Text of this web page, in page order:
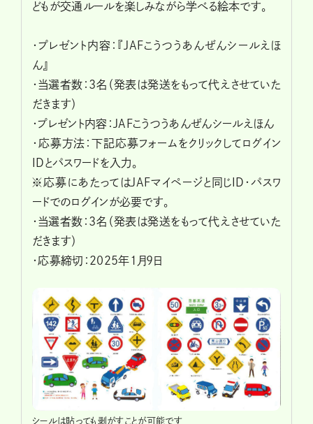
どもが交通ルールを楽しみながら学べる絵本です。
・プレゼント内容：『JAFこうつうあんぜんシールえほ
ん』
・当選者数：3名（発表は発送をもって代えさせていた
だきます）
・プレゼント内容：JAFこうつうあんぜんシールえほん
・応募方法：下記応募フォームをクリックしてログイン
IDとパスワードを入力。
※応募にあたってはJAFマイページと同じID・パスワ
ードでのログインが必要です。
・当選者数：3名（発表は発送をもって代えさせていた
だきます）
・応募締切：2025年1月9日
シールは貼っても剥がすことが可能です